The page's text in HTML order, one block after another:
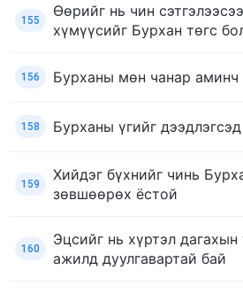
155
Өөрийг нь чин
хүмүүсийг Бурхан төгс
156 Бурханы мөн чанар аминч
158 Бурханы үгийг
159
Хийдэг бүхнийг чинь
зөвшөөрөх ёстой
160
Эцсийг нь хүртэл
ажилд дуулгавартай бай